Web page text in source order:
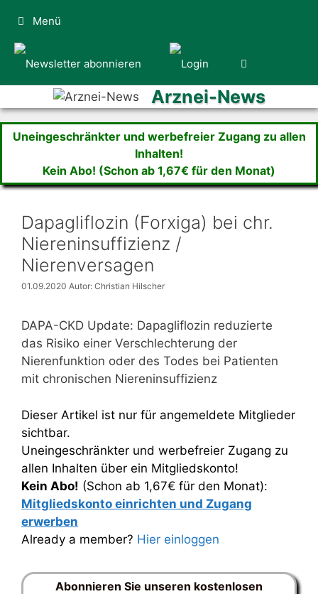
Inhalt
springen
Menü
Arznei-News
Uneingeschränkter und werbefreier Zugang zu allen
Inhalten!
Kein Abo! (Schon ab 1,67€ für den Monat)
Dapagliflozin (Forxiga) bei chr.
Niereninsuffizienz /
Nierenversagen
01.09.2020 Autor: Christian Hilscher
DAPA-CKD Update: Dapagliflozin reduzierte
das Risiko einer Verschlechterung der
Nierenfunktion oder des Todes bei Patienten
mit chronischen Niereninsuffizienz
Dieser Artikel ist nur für angemeldete Mitglieder
sichtbar.
Uneingeschränkter und werbefreier Zugang zu
allen Inhalten über ein Mitgliedskonto!
Kein Abo! (Schon ab 1,67€ für den Monat):
Mitgliedskonto einrichten und Zugang
erwerben
Already a member? Hier einloggen
Abonnieren Sie unseren kostenlosen